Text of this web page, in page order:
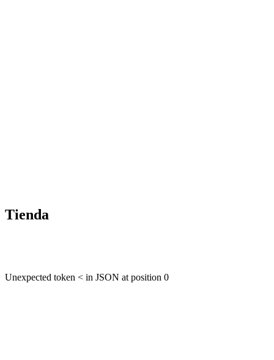
Tienda
Unexpected token < in JSON at position 0